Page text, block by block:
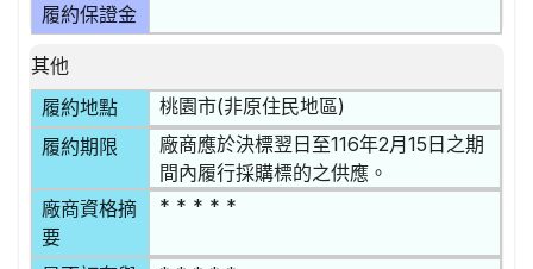
履約保證金
其他
履約地點
桃園市(非原住民地區)
履約期限
廠商應於決標翌⽇⾄116年2⽉15⽇之期
間內履⾏採購標的之供應。
廠商資格摘
要
* * * * *